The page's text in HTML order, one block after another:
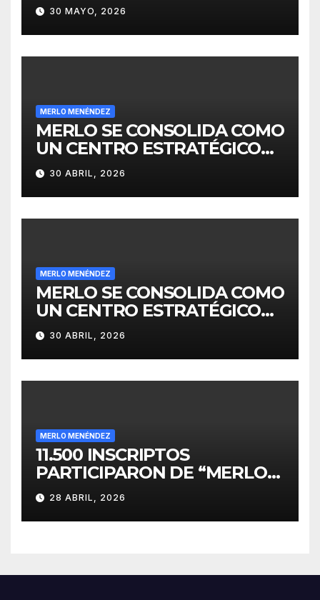
30 MAYO, 2026
MERLO MENÉNDEZ
MERLO SE CONSOLIDA COMO
UN CENTRO ESTRATÉGICO
PARA EL DESARROLLO DE
INVERSIONES
30 ABRIL, 2026
MERLO MENÉNDEZ
MERLO SE CONSOLIDA COMO
UN CENTRO ESTRATÉGICO
PARA EL DESARROLLO DE
INVERSIONES
30 ABRIL, 2026
MERLO MENÉNDEZ
11.500 INSCRIPTOS
PARTICIPARON DE “MERLO
CORRE POR MALVINAS”
28 ABRIL, 2026